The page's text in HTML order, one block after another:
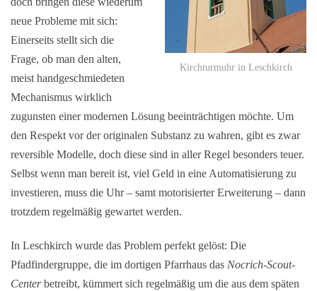
Kirchturmuhr in Leschkirch
neue Probleme mit sich:
Einerseits stellt sich die
Frage, ob man den alten,
meist handgeschmiedeten
Mechanismus wirklich
zugunsten einer modernen Lösung beeinträchtigen möchte. Um
den Respekt vor der originalen Substanz zu wahren, gibt es zwar
reversible Modelle, doch diese sind in aller Regel besonders teuer.
Selbst wenn man bereit ist, viel Geld in eine Automatisierung zu
investieren, muss die Uhr – samt motorisierter Erweiterung – dann
trotzdem regelmäßig gewartet werden.
In Leschkirch wurde das Problem perfekt gelöst: Die
Pfadfindergruppe, die im dortigen Pfarrhaus das Nocrich-Scout-
Centerbetreibt, kümmert sich regelmäßig um die aus dem späten